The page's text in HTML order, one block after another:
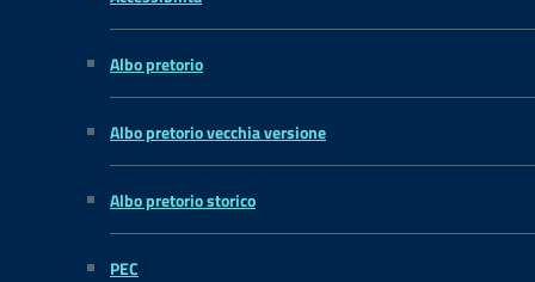
Albo pretorio
Albo pretorio vecchia versione
Albo pretorio storico
PEC